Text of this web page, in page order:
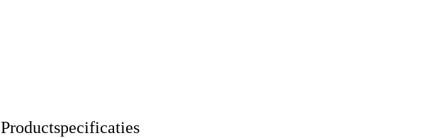
Productspecificaties